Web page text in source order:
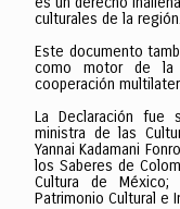
culturales de la región.
Este documento
como motor de la
cooperación
La Declaración fue
ministra de las
Yannai Kadamani
los Saberes de
Cultura de
Patrimonio Cultural e